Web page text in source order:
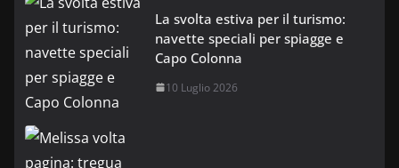
La svolta estiva per il turismo:
navette speciali per spiagge e
Capo Colonna
10 Luglio 2026